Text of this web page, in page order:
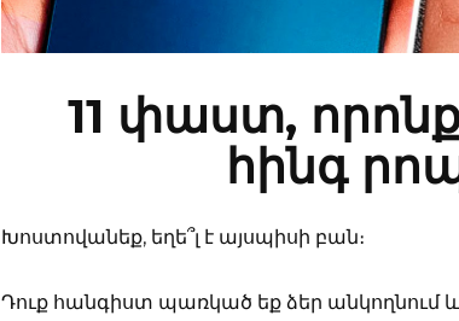
11 փաստ,
հինգ
Խոստովանեք, եղե՞լ է այսպիսի բան։
Դուք հանգիստ պառկած եք ձեր անկողնում և